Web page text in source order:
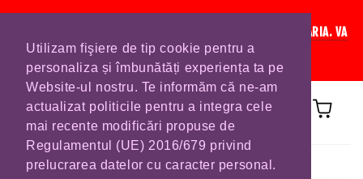
Utilizam fişiere de tip cookie pentru a
personaliza și îmbunătăți experiența ta pe
Website-ul nostru. Te informăm că ne-am
actualizat politicile pentru a integra cele
mai recente modificări propuse de
Regulamentul (UE) 2016/679 privind
prelucrarea datelor cu caracter personal.
IN CURAND INCHIDEM LISTA DE COMENZI PENTRU SFANTA MARIA. VA
RUGAM SA VA PLASATI COMENZILE DIN TIMP.
Prima pagină COLIERE